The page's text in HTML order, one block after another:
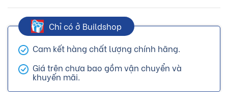
Chỉ có ở Buildshop
Cam kết hàng chất lượng chính hãng.
Giá trên chưa bao gồm vận chuyển và
khuyến mãi.